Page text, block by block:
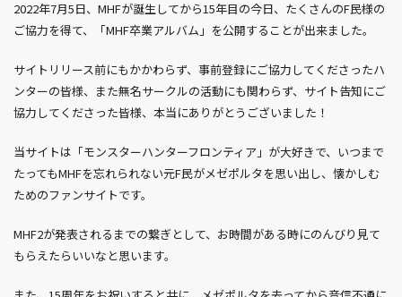
2022年7月5日、MHFが誕生してから15年目の今日、たくさんのF民様の
ご協力を得て、「MHF卒業アルバム」を公開することが出来ました。
サイトリリース前にもかかわらず、事前登録にご協力してくださったハ
ンターの皆様、また無名サークルの活動にも関わらず、サイト告知にご
協力してくださった皆様、本当にありがとうございました！
当サイトは「モンスターハンターフロンティア」が大好きで、いつまで
たってもMHFを忘れられない元F民がメゼポルタを思い出し、懐かしむ
ためのファンサイトです。
MHF2が発表されるまでの繋ぎとして、お時間がある時にのんびり見て
もらえたらいいなと思います。